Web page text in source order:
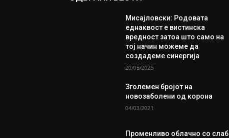
Мисајловски: Родовата
еднаквост е вистинска
вредност затоа што само на
тој начин можеме да
создадеме синергија
20/05/2025
Зголемен бројот на
новозаболени од корона
04/03/2021
Променливо облачно со слаб